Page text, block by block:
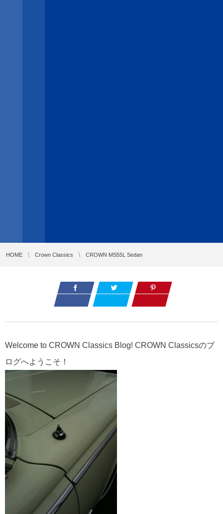
HOME Crown Classics CROWN MS55L Sedan
Welcome to CROWN Classics Blog! CROWN Classicsのブ
ログへようこそ！